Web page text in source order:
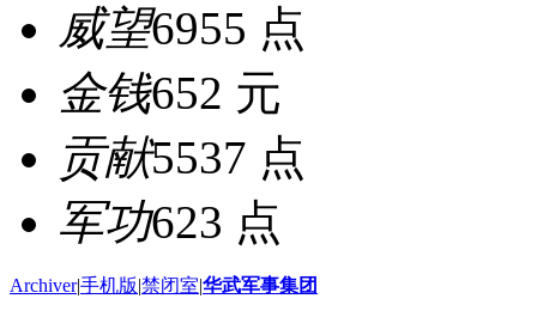
威望6955 点
金钱652 元
贡献5537 点
军功623 点
Archiver|手机版|禁闭室|华武军事集团